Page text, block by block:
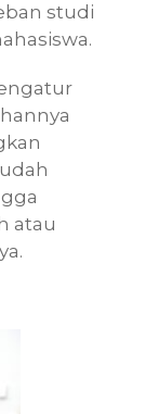
studi
atau